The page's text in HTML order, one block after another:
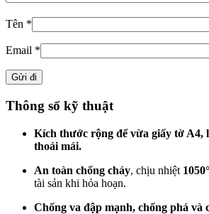
Tên *
Email *
Thông số kỹ thuật
Kích thước rộng để vừa giấy tờ A4,
thoải mái.
An toàn chống cháy, chịu nhiệt
tài sản khi hỏa hoạn.
Chống va đập mạnh, chống phá và